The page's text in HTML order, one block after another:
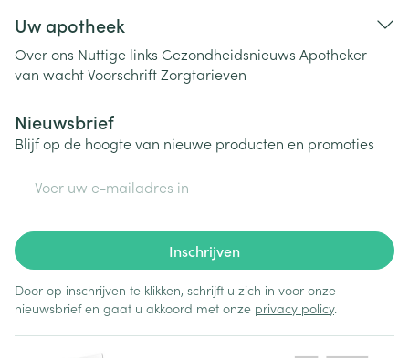
Uw apotheek
Over ons Nuttige links Gezondheidsnieuws Apotheker
van wachtVoorschriftZorgtarieven
Nieuwsbrief
Blijf op de hoogte van nieuwe producten en promoties
Inschrijven
Door op inschrijven te klikken, schrijft u zich in voor onze
nieuwsbrief en gaat u akkoord met onze privacy policy.